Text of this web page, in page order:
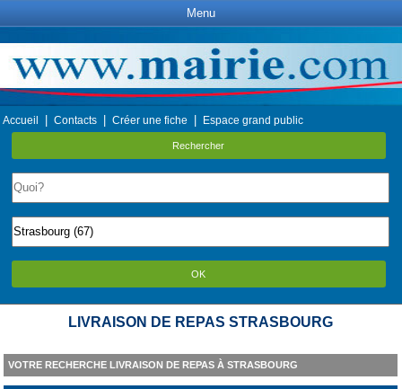
Menu
Accueil Contacts Créer une fiche Espace grand public
Rechercher
OK
LIVRAISON DE REPAS STRASBOURG
VOTRE RECHERCHE LIVRAISON DE REPAS À STRASBOURG